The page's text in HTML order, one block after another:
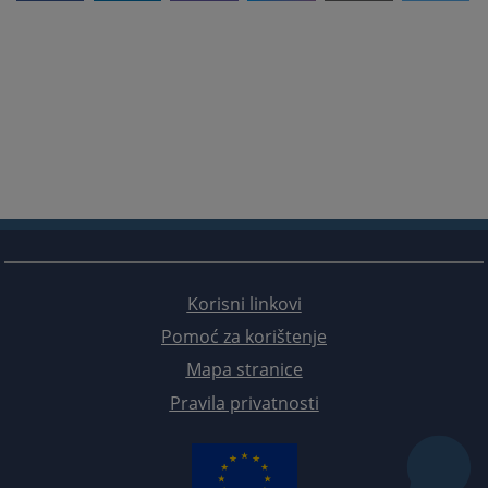
Korisni linkovi
Pomoć za korištenje
Mapa stranice
Pravila privatnosti